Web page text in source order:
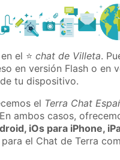
en el ⭐chat de Villeta.
en versión Flash o en
tu dispositivo.
el Terra Chat
ambos casos,
iOs para iPhone,
el Chat de Terra